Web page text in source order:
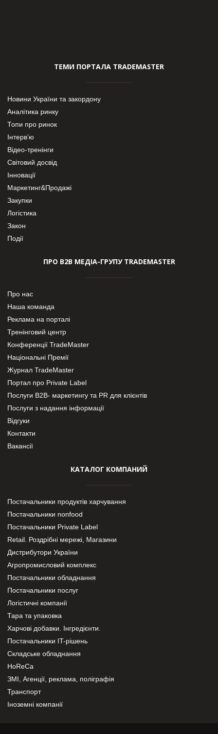
ТЕМИ ПОРТАЛА TRADEMASTER
Новини України та закордону
Аналітика ринку
Топи про ринок
Інтерв’ю
Відео-тренінги
Світовий досвід
Інновації
Маркетинг&Продажі
Закупки
Логістика
Закон
Події
ПРО В2В МЕДІА-ГРУПУ TRADEMASTER
Про нас
Наша команда
Реклама на порталі
Тренінговий центр
Конференції TradeMaster
Національні Премії
Журнал TradeMaster
Портал про Private Label
Послуги В2В- маркетингу та PR для клієнтів
Послуги з надання інформації
Відгуки
Контакти
Вакансії
КАТАЛОГ КОМПАНИЙ
Постачальники продуктів харчування
Постачальники nonfood
Постачальники Private Label
Retail. Роздрібні мережі, Магазини
Дистрибутори України
Агропромисловий комплекс
Постачальники обладнання
Постачальники послуг
Логістичні компанії
Тара та упаковка
Харчові добавки. Інгредієнти.
Постачальники IT-рішень
Складське обладнання
HoReCa
ЗМІ, Агенції, реклама, поліграфія
Транспорт
Іноземні компанії